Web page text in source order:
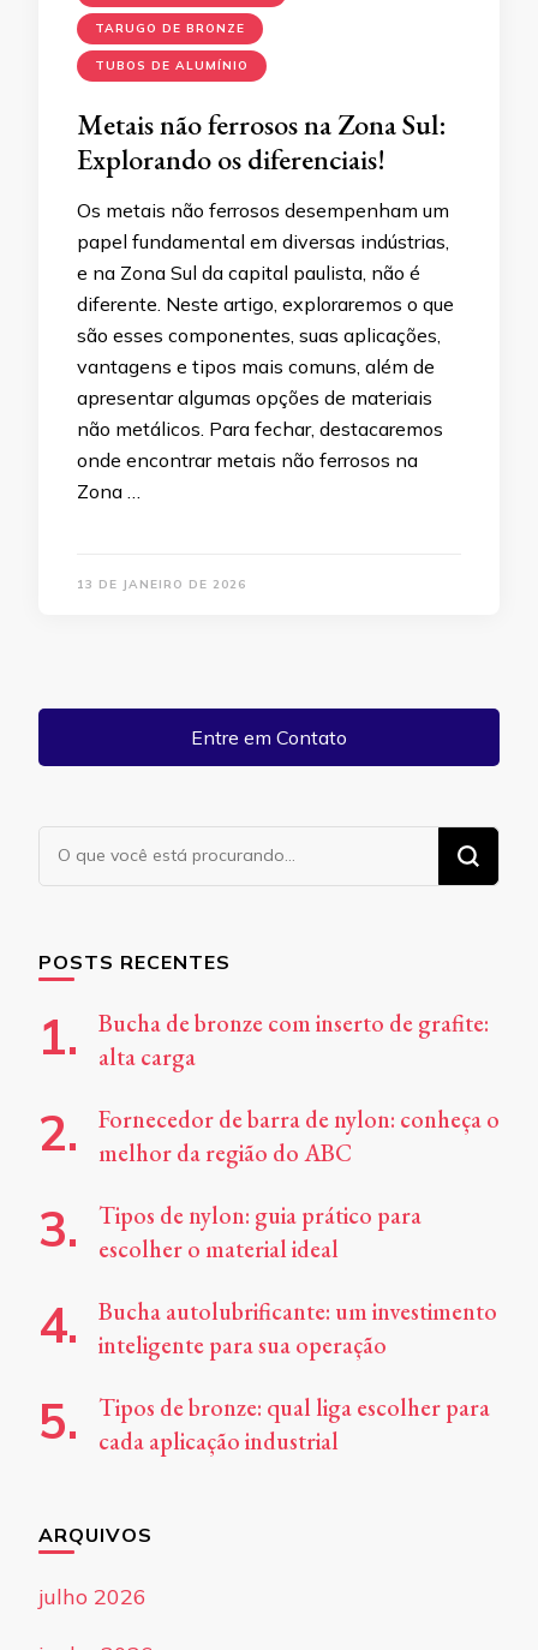
TARUGO DE BRONZE
TUBOS DE ALUMÍNIO
Metais não ferrosos na Zona Sul:
Explorando os diferenciais!
Os metais não ferrosos desempenham um
papel fundamental em diversas indústrias,
e na Zona Sul da capital paulista, não é
diferente. Neste artigo, exploraremos o que
são esses componentes, suas aplicações,
vantagens e tipos mais comuns, além de
apresentar algumas opções de materiais
não metálicos. Para fechar, destacaremos
onde encontrar metais não ferrosos na
Zona …
13 DE JANEIRO DE 2026
Entre em Contato
Procurando
POSTS RECENTES
Bucha de bronze com inserto de grafite:
alta carga
Fornecedor de barra de nylon: conheça o
melhor da região do ABC
Tipos de nylon: guia prático para
escolher o material ideal
Bucha autolubrificante: um investimento
inteligente para sua operação
Tipos de bronze: qual liga escolher para
cada aplicação industrial
ARQUIVOS
julho 2026